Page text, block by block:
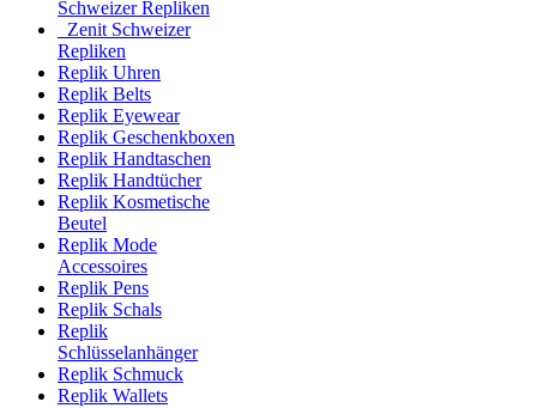
Schweizer Repliken
Zenit Schweizer
Repliken
Replik Uhren
Replik Belts
Replik Eyewear
Replik Geschenkboxen
Replik Handtaschen
Replik Handtücher
Replik Kosmetische
Beutel
Replik Mode
Accessoires
Replik Pens
Replik Schals
Replik
Schlüsselanhänger
Replik Schmuck
Replik Wallets